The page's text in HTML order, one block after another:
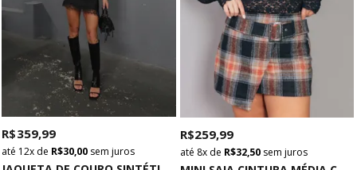
R$ 359,99
12x de R$ 30,00 sem juros
R$ 259,99
8xde R$ 32,50sem juros